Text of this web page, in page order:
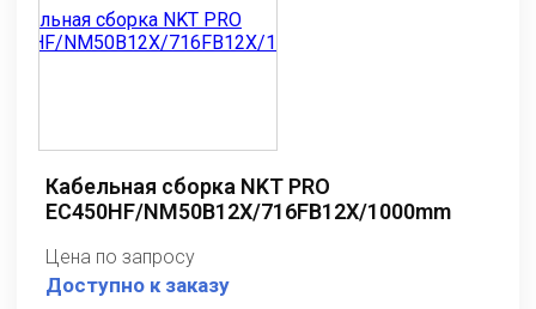
Кабельная сборка NKT PRO
EC450HF/NM50B12X/716FB12X/1000mm
Цена по запросу
Доступно к заказу